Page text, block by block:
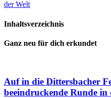
der Welt
Inhaltsverzeichnis
Ganz neu für dich erkundet
Auf in die Dittersbacher
beeindruckende Runde in